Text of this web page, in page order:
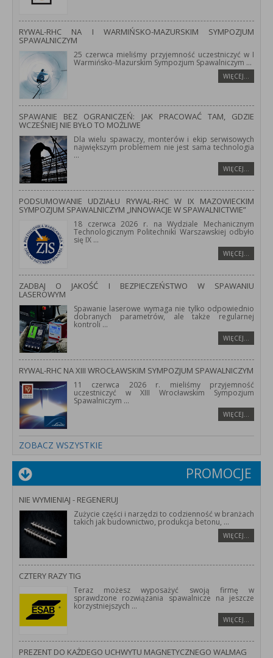
RYWAL-RHC NA I WARMIŃSKO-MAZURSKIM SYMPOZJUM
SPAWALNICZYM
25 czerwca mieliśmy przyjemność uczestniczyć w I
Warmińsko-Mazurskim Sympozjum Spawalniczym ...
WIĘCEJ…
SPAWANIE BEZ OGRANICZEŃ: JAK PRACOWAĆ TAM, GDZIE
WCZEŚNIEJ NIE BYŁO TO MOŻLIWE
Dla wielu spawaczy, monterów i ekip serwisowych
największym problemem nie jest sama technologia
...
WIĘCEJ…
PODSUMOWANIE UDZIAŁU RYWAL-RHC W IX MAZOWIECKIM
SYMPOZJUM SPAWALNICZYM „INNOWACJE W SPAWALNICTWIE”
18 czerwca 2026 r. na Wydziale Mechanicznym
Technologicznym Politechniki Warszawskiej odbyło
się IX ...
WIĘCEJ…
ZADBAJ O JAKOŚĆ I BEZPIECZEŃSTWO W SPAWANIU
LASEROWYM
Spawanie laserowe wymaga nie tylko odpowiednio
dobranych parametrów, ale także regularnej
kontroli...
WIĘCEJ…
RYWAL-RHC NA XIII WROCŁAWSKIM SYMPOZJUM SPAWALNICZYM
11 czerwca 2026 r. mieliśmy przyjemność
uczestniczyć w XIII Wrocławskim Sympozjum
Spawalniczym ...
WIĘCEJ…
ZOBACZ WSZYSTKIE
PROMOCJE
NIE WYMIENIAJ - REGENERUJ
Zużycie części i narzędzi to codzienność w branżach
takich jak budownictwo, produkcja betonu, ...
WIĘCEJ…
CZTERY RAZY TIG
Teraz możesz wyposażyć swoją firmę w
sprawdzone rozwiązania spawalnicze na jeszcze
korzystniejszych ...
WIĘCEJ…
PREZENT DO KAŻDEGO UCHWYTU MAGNETYCZNEGO WALMAG